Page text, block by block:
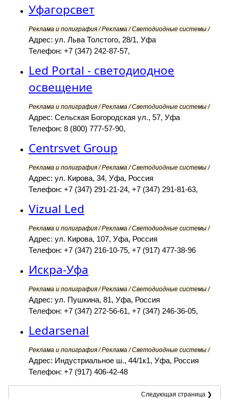
Уфагорсвет
Реклама и полиграфия / Реклама / Светодиодные системы /
Адрес: ул. Льва Толстого, 28/1, Уфа
Телефон: +7 (347) 242-87-57,
Led Portal - светодиодное
освещение
Реклама и полиграфия / Реклама / Светодиодные системы /
Адрес: Сельская Богородская ул., 57, Уфа
Телефон: 8 (800) 777-57-90,
Centrsvet Group
Реклама и полиграфия / Реклама / Светодиодные системы /
Адрес: ул. Кирова, 34, Уфа, Россия
Телефон: +7 (347) 291-21-24, +7 (347) 291-81-63,
Vizual Led
Реклама и полиграфия / Реклама / Светодиодные системы /
Адрес: ул. Кирова, 107, Уфа, Россия
Телефон: +7 (347) 216-10-75, +7 (917) 477-38-96
Искра-Уфа
Реклама и полиграфия / Реклама / Светодиодные системы /
Адрес: ул. Пушкина, 81, Уфа, Россия
Телефон: +7 (347) 272-56-61, +7 (347) 246-36-05,
Ledarsenal
Реклама и полиграфия / Реклама / Светодиодные системы /
Адрес: Индустриальное ш., 44/1к1, Уфа, Россия
Телефон: +7 (917) 406-42-48
Следующая страница ❯